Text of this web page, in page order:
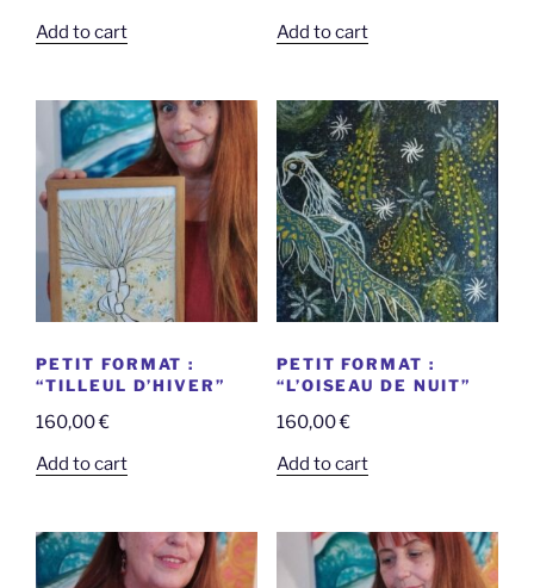
Add to cart
Add to cart
PETIT FORMAT :
“TILLEUL D’HIVER”
160,00€
Add to cart
PETIT FORMAT :
“L’OISEAU DE NUIT”
160,00€
Add to cart